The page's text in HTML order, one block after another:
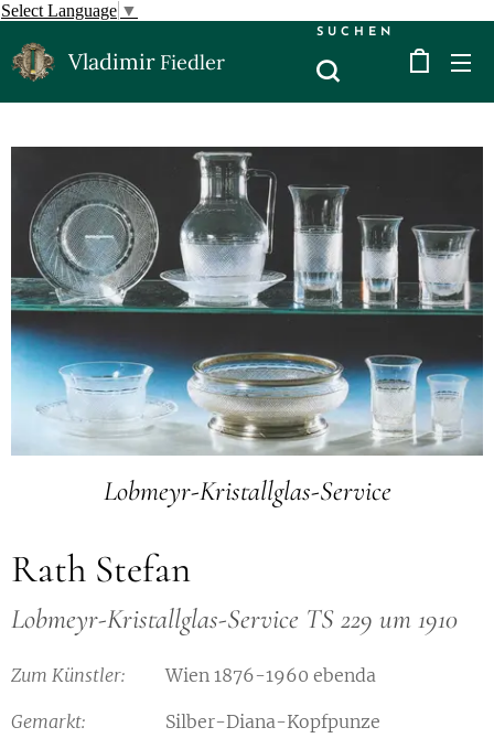
Select Language ▼
Vladimir Fiedler
SUCHEN
Lobmeyr-Kristallglas-Service
Rath Stefan
Lobmeyr-Kristallglas-Service TS 229 um 1910
Zum Künstler: Wien 1876-1960 ebenda
Gemarkt: Silber-Diana-Kopfpunze